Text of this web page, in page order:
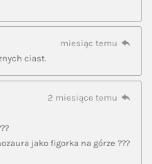
miesiąc temu
ciast.
2 miesiące temu
jako figorka na górze ???